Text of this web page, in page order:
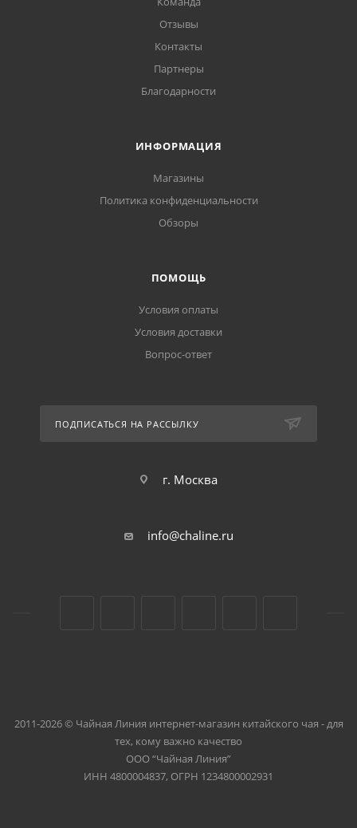
Отзывы
Контакты
Партнеры
Благодарности
ИНФОРМАЦИЯ
Магазины
Политика конфиденциальности
Обзоры
ПОМОЩЬ
Условия оплаты
Условия доставки
Вопрос-ответ
ПОДПИСАТЬСЯ НА РАССЫЛКУ
г. Москва
info@chaline.ru
2011-2026 © Чайная Линия интернет-магазин китайского чая - для
тех, кому важно качество
ООО “Чайная Линия”
ИНН 4800004837, ОГРН 1234800002931